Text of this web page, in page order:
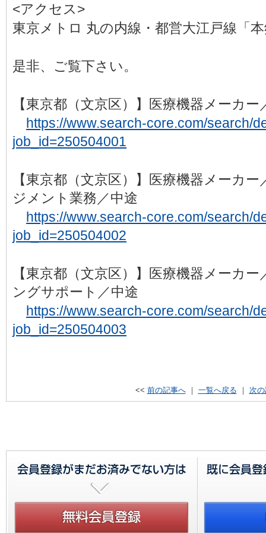
<アクセス>
東京メトロ 丸の内線・都営大江戸線「
是非、ご覧下さい。
【東京都（文京区）】医療機器メーカー
https://www.search-core.com/search/
job_id=250504001
【東京都（文京区）】医療機器メーカ
ジメント業務／中途
https://www.search-core.com/search/
job_id=250504002
【東京都（文京区）】医療機器メーカ
ングサポート／中途
https://www.search-core.com/search/
job_id=250504003
<< 前の記事へ｜ 一覧へ戻る ｜ 次